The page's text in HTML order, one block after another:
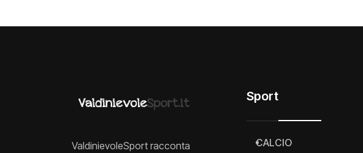
ValdinievoleSport racconta
Sport
CALCIO